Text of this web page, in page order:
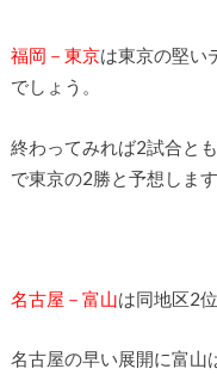
福岡－東京は東京の堅い
でしょう。
終わってみれば2試合と
で東京の2勝と予想します
名古屋－富山は同地区2
名古屋の早い展開に富山